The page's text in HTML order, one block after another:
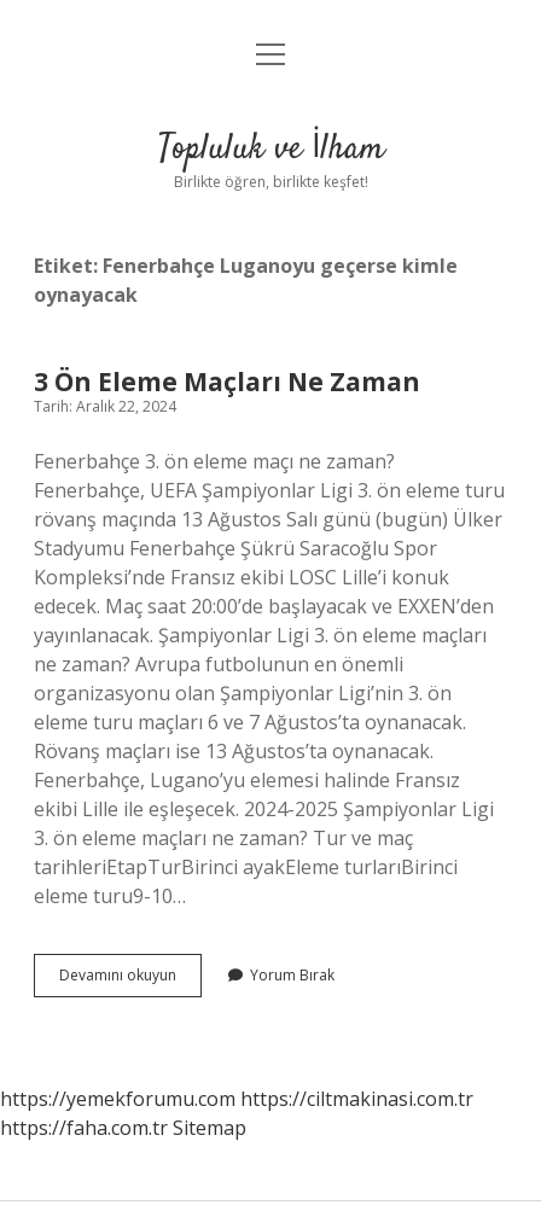
Anasayfa
Yasal Uyarı
menüyü
Topluluk ve İlham
Birlikte öğren, birlikte keşfet!
Etiket: Fenerbahçe Luganoyu geçerse kimle
oynayacak
3 Ön Eleme Maçları Ne Zaman
Tarih: Aralık 22, 2024
Fenerbahçe 3. ön eleme maçı ne zaman?
Fenerbahçe, UEFA Şampiyonlar Ligi 3. ön eleme turu
rövanş maçında 13 Ağustos Salı günü (bugün) Ülker
Stadyumu Fenerbahçe Şükrü Saracoğlu Spor
Kompleksi’nde Fransız ekibi LOSC Lille’i konuk
edecek. Maç saat 20:00’de başlayacak ve EXXEN’den
yayınlanacak. Şampiyonlar Ligi 3. ön eleme maçları
ne zaman? Avrupa futbolunun en önemli
organizasyonu olan Şampiyonlar Ligi’nin 3. ön
eleme turu maçları 6 ve 7 Ağustos’ta oynanacak.
Rövanş maçları ise 13 Ağustos’ta oynanacak.
Fenerbahçe, Lugano’yu elemesi halinde Fransız
ekibi Lille ile eşleşecek. 2024-2025 Şampiyonlar Ligi
3. ön eleme maçları ne zaman? Tur ve maç
tarihleriEtapTurBirinci ayakEleme turlarıBirinci
eleme turu9-10…
Devamını okuyun
Ön
Yorum Bırak
https://yemekforumu.com https://ciltmakinasi.com.tr
https://faha.com.trSitemap